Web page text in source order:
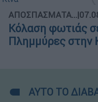
ΑΠΟΣΠΑΣΜΑΤΑ...|
Κόλαση φωτιάς
Πλημμύρες στην
ΑΥΤΟ ΤΟ